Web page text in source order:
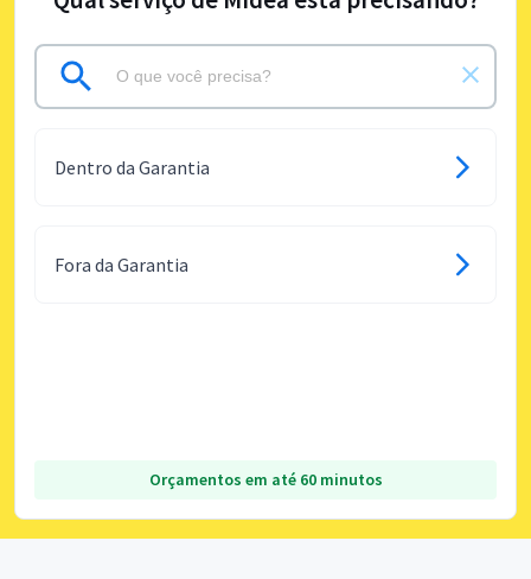
Dentro da Garantia
Fora da Garantia
Orçamentos em até 60 minutos